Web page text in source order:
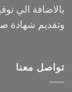
بالاضافة الي
وتقديم شهادة
تواصل معنا